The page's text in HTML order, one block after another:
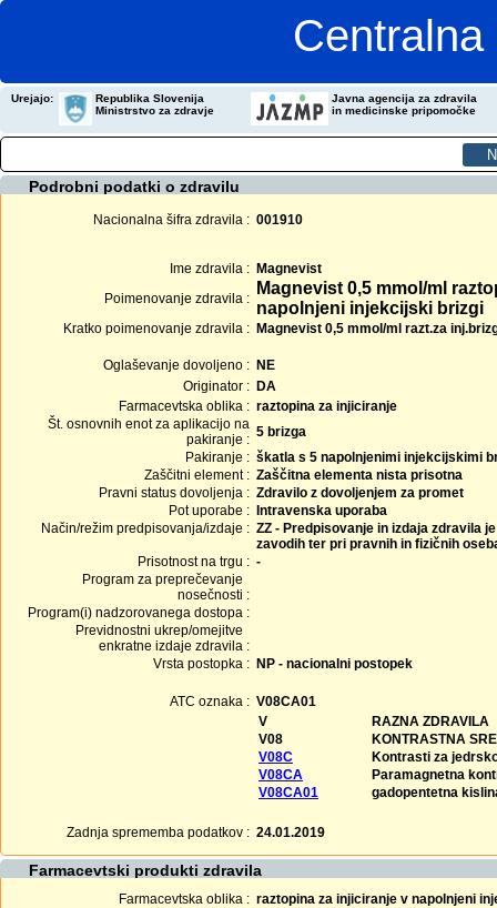
Urejajo:
Republika Slovenija
Ministrstvo za zdravje
Javna agencija za zdravila
in medicinske pripomočke
Podrobni podatki o zdravilu
Nacionalna šifra zdravila : 001910
Ime zdravila : Magnevist
Poimenovanje zdravila :
Magnevist 0,5 mmol/ml
napolnjeni injekcijski brizgi
Kratko poimenovanje zdravila : Magnevist 0,5 mmol/ml razt.za
Oglaševanje dovoljeno : NE
Originator : DA
Farmacevtska oblika : raztopina za injiciranje
Št. osnovnih enot za aplikacijo na
pakiranje : 5 brizga
Pakiranje : škatla s 5 napolnjenimi injekcijskimi
Zaščitni element : Zaščitna elementa nista prisotna
Pravni status dovoljenja : Zdravilo z dovoljenjem za promet
Pot uporabe :
Intravenska uporaba
Način/režim predpisovanja/izdaje : ZZ - Predpisovanje in izdaja zdravila
zavodih ter pri pravnih in fizičnih
Prisotnost na trgu : -
Program za preprečevanje
nosečnosti :
Program(i) nadzorovanega dostopa :
Previdnostni ukrep/omejitve
enkratne izdaje zdravila :
Vrsta postopka : NP - nacionalni postopek
ATC oznaka : V08CA01
V
RAZNA ZDRAVILA
V08
KONTRASTNA
V08C
Kontrasti za
V08CA
Paramagnetna
V08CA01
gadopentetna
Zadnja sprememba podatkov : 24.01.2019
Farmacevtski produkti zdravila
Farmacevtska oblika : raztopina za injiciranje v napolnjeni